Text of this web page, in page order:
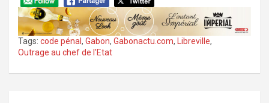
Tags: code pénal, Gabon, Gabonactu.com, Libreville,
Outrage au chef de l'Etat